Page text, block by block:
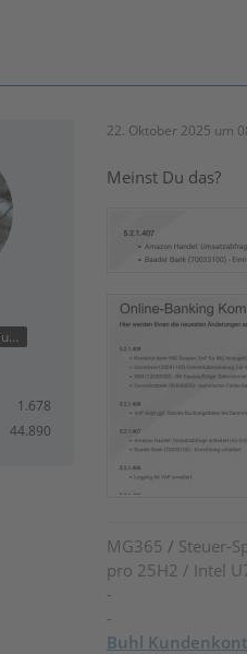
Unabh. Moderator Steuer
1.678
44.890
22. Oktober 2025 um
Meinst Du das?
MG365 / Steuer-
pro 25H2 / Intel
-
-
Buhl